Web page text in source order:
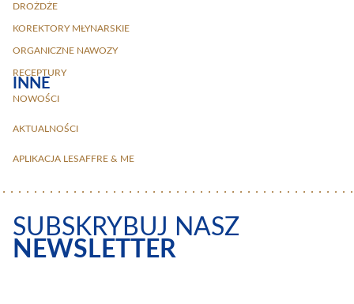
DROŻDŻE
KOREKTORY MŁYNARSKIE
ORGANICZNE NAWOZY
RECEPTURY
INNE
NOWOŚCI
AKTUALNOŚCI
APLIKACJA LESAFFRE & ME
SUBSKRYBUJ NASZ
NEWSLETTER